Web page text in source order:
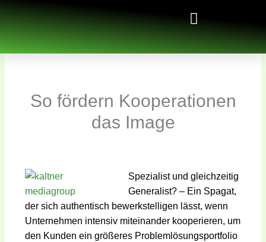
So fördern Kooperationen
das Image
Spezialist und gleichzeitig
Generalist? – Ein Spagat,
der sich authentisch bewerkstelligen lässt, wenn
Unternehmen intensiv miteinander kooperieren, um
den Kunden ein größeres Problemlösungsportfolio